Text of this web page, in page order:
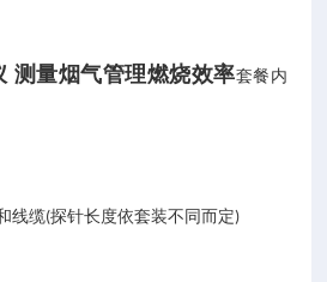
测量烟气管理燃烧效率套餐内
线缆(探针长度依套装不同而定)